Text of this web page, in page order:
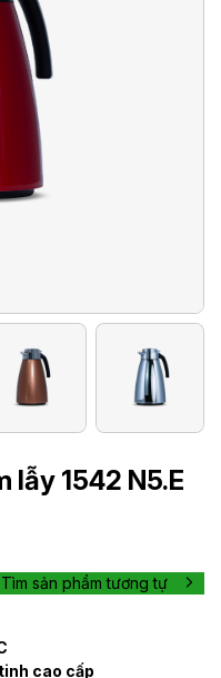
lẫy 1542 N5.E
Tìm sản phẩm tương tự
cao cấp